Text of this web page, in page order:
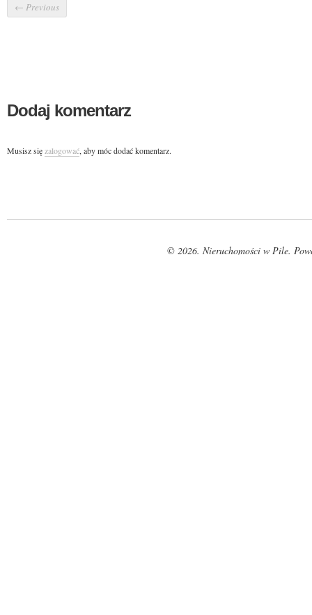
← Previous
Dodaj komentarz
Musisz sięzalogować, aby móc dodać komentarz.
© 2026. Nieruchomości w Pile.